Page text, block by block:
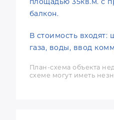
балкон.
В стоимость входят:
газа, воды, ввод
План-схема объекта
схеме могут иметь